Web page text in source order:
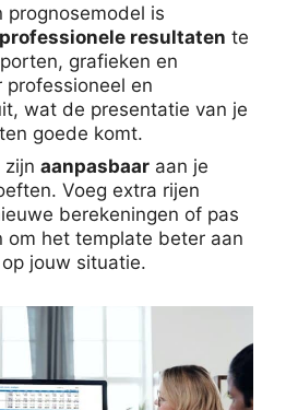
is
professionele resultaten te
grafieken en
en
wat de presentatie van je
goede komt.
zijn aanpasbaar aan je
Voeg extra rijen
berekeningen of pas
om het template beter aan
jouw situatie.